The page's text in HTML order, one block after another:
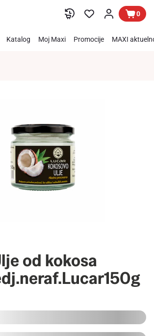
0
Katalog Moj Maxi Promocije MAXI
od kokosa